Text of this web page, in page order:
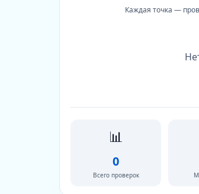
Каждая точка —
📊
0
Всего проверок